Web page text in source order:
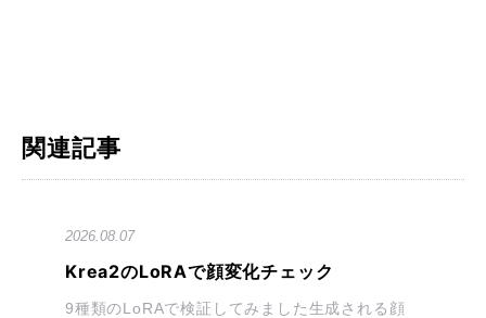
関連記事
2026.08.07
Krea2のLoRAで顔変化チェック
9種類のLoRAで検証してみました生成される顔